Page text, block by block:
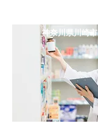
神奈川県川崎市